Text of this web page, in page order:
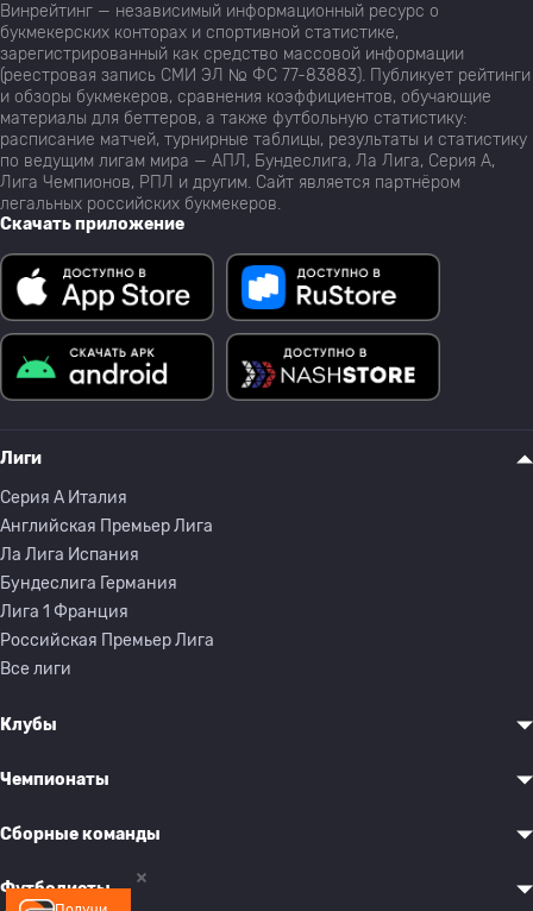
Винрейтинг — независимый информационный ресурс о
букмекерских конторах и спортивной статистике,
зарегистрированный как средство массовой информации
(реестровая запись СМИ ЭЛ № ФС 77-83883). Публикует рейтинги
и обзоры букмекеров, сравнения коэффициентов, обучающие
материалы для беттеров, а также футбольную статистику:
расписание матчей, турнирные таблицы, результаты и статистику
по ведущим лигам мира — АПЛ, Бундеслига, Ла Лига, Серия А,
Лига Чемпионов, РПЛ и другим. Сайт является партнёром
легальных российских букмекеров.
Скачать приложение
Лиги
Серия A Италия
Английская Премьер Лига
Ла Лига Испания
Бундеслига Германия
Лига 1 Франция
Российская Премьер Лига
Все лиги
Клубы
Чемпионаты
Сборные команды
Футболисты